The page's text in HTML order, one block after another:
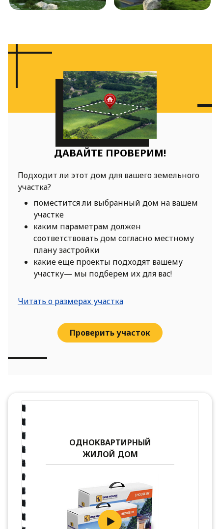
ДАВАЙТЕ ПРОВЕРИМ!
Подходит ли этот дом для вашего земельного
участка?
поместится ли выбранный дом на вашем
участке
каким параметрам должен
соответствовать дом согласно местному
плану застройки
какие еще проекты подходят вашему
участку— мы подберем их для вас!
Читать о размерах участка
Проверить участок
ОДНОКВАРТИРНЫЙ
ЖИЛОЙ ДОМ